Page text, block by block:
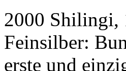
2000 Shilingi,
Feinsilber:
erste und